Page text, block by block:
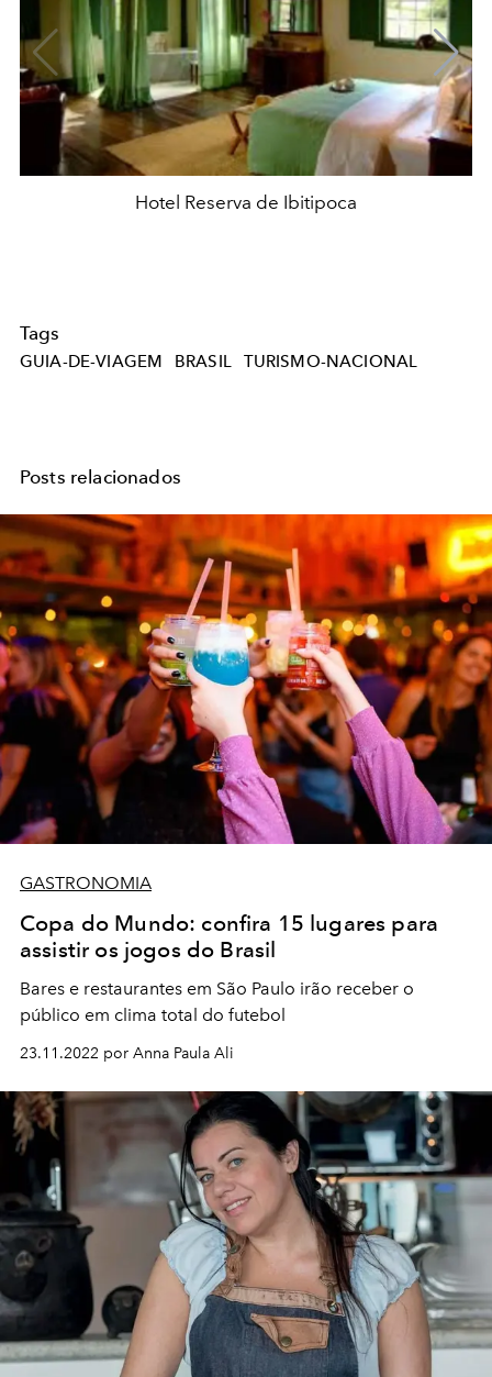
Hotel Reserva de Ibitipoca
Tags
GUIA-DE-VIAGEM BRASIL TURISMO-NACIONAL
Posts relacionados
GASTRONOMIA
Copa do Mundo: confira 15 lugares para
assistir os jogos do Brasil
Bares e restaurantes em São Paulo irão receber o
público em clima total do futebol
23.11.2022 por Anna Paula Ali